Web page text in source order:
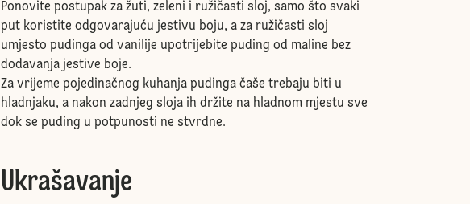
Ponovite postupak za žuti, zeleni i ružičasti sloj, samo što svaki
put koristite odgovarajuću jestivu boju, a za ružičasti sloj
umjesto pudinga od vanilije upotrijebite puding od maline bez
dodavanja jestive boje.
Za vrijeme pojedinačnog kuhanja pudinga čaše trebaju biti u
hladnjaku, a nakon zadnjeg sloja ih držite na hladnom mjestu sve
dok se puding u potpunosti ne stvrdne.
Ukrašavanje